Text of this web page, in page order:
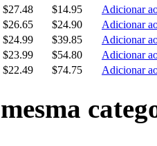
$27.48 $14.95
Adicionar
$26.65 $24.90
Adicionar
$24.99 $39.85
Adicionar
$23.99 $54.80
Adicionar
$22.49 $74.75 Adicionar